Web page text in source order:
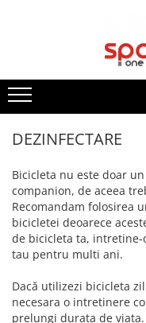
BICICLETE MOUNTAIN
BICICLETE MTB-HT
BICICLETE MTB-FS
FAT BIKE
BICICLETE BMX/DIRT
BICICLETE ORAS-
BICICLETE PLIABILE
BICICLETE COPII
ACCESORII/
ACCESORII BICICLETE
ACCESORII TELEFON
DEGRESANTI
APARATORI NOROI
BIDONASE/SUPORTI
CICLOCOMPUTERE/
CRICURI
ROTI AJUTATOARE
LUMINI
POMPE
ECHIPAMENT CICLISM
CASTI CICLISM
GENTI/COBURI/ BORSETE
BORSETE
RUCSACI
COSTUME TRIATLON
IMBRACAMINTE
BLUZE
JACHETE
PANTALONI
BENZI DE ALERGARE
BICICLETE FITNESS
APARATE
SIMULATOARE VASLIT
GANTERE/BARE/DISCURI
BARE GREUTATI
BARE TRACTIUNI
GANTERE
GREUTATI INCHEIETURI
ARTICOLE INOT
ACCESORII
CASTI INOT
COSTUME DE BAIE
PAPUCI
OCHELARI INOT
PLUTE INOT
VESTE INOT
SPORTURI DE IARNA
MOBILITATE URBANA
TROTINETE ELECTRICE
TROTINETE
ACCESORII TROTINETE
CAMERE TROTINETE
PIESE TROTINETE
ROLE
DEZINFECTARE
Bicicleta nu este doar
companion, de aceea
Recomandam folosirea
bicicletei deoarece
de bicicleta ta,
tau pentru multi ani.
Dacă utilizezi bicicleta
necesara o intretinere
prelungi durata de